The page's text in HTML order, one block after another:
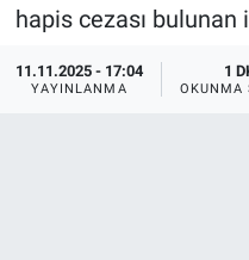
hapis cezası bulunan
11.11.2025 - 17:04
YAYINLANMA
1
OKUNMA